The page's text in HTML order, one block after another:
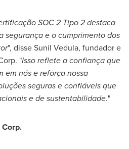
SOC 2 Tipo 2 destaca
segurança e o cumprimento dos
", disseSunil Vedula, fundador e
"Isso reflete a confiança que
em nós e reforça nossa
seguras e confiáveis que
e de sustentabilidade."